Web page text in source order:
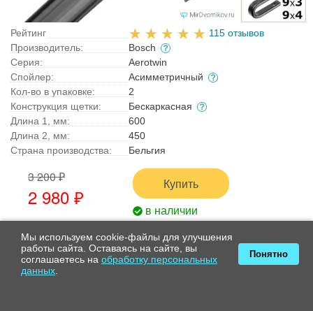
Рейтинг
115 отзывов
Производитель:
Bosch
Серия:
Aerotwin
Спойлер:
Асимметричный
Кол-во в упаковке:
2
Конструкция щетки:
Бескаркасная
Длина 1, мм:
600
Длина 2, мм:
450
Страна производства:
Бельгия
3 200 ₽
2 980 ₽
Купить
в наличии
Щетка стеклоочистителя для Peugeot 4008, Boxer, 4007
Мы используем cookie-файлы для улучшения
работы сайта. Оставаясь на сайте, вы
соглашаетесь на обработку персональных
данных
Понятно